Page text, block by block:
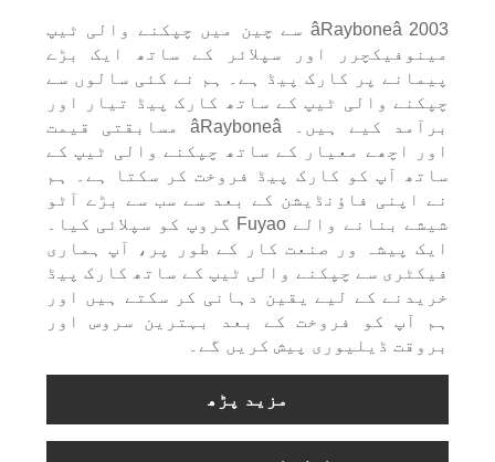
âRayboneâ 2003 سے چین میں چپکنے والی ٹیپ
مینوفیکچرر اور سپلائر کے ساتھ ایک بڑے
پیمانے پر کارک پیڈ ہے۔ ہم نے کئی سالوں سے
چپکنے والی ٹیپ کے ساتھ کارک پیڈ تیار اور
برآمد کیے ہیں۔ âRayboneâ مسابقتی قیمت
اور اچھے معیار کے ساتھ چپکنے والی ٹیپ کے
ساتھ آپ کو کارک پیڈ فروخت کر سکتا ہے۔ ہم
نے اپنی فاؤنڈیشن کے بعد سے سب سے بڑے آٹو
شیشے بنانے والے Fuyao گروپ کو سپلائی کیا۔
ایک پیشہ ور صنعت کار کے طور پر، آپ ہماری
فیکٹری سے چپکنے والی ٹیپ کے ساتھ کارک پیڈ
خریدنے کے لیے یقین دہانی کر سکتے ہیں اور
ہم آپ کو فروخت کے بعد بہترین سروس اور
بروقت ڈیلیوری پیش کریں گے۔
مزید پڑھ